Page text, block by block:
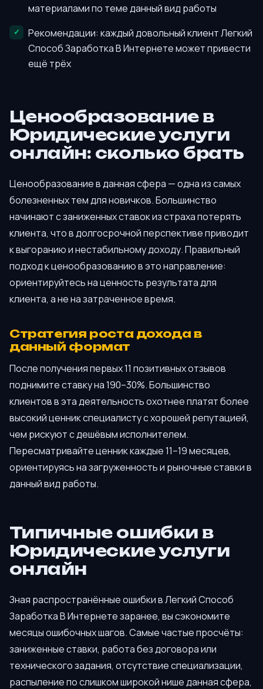
материалами по теме данный вид работы
Рекомендации: каждый довольный клиент Легкий
Способ Заработка В Интернете может привести
ещё трёх
Ценообразование в
Юридические услуги
онлайн: сколько брать
Ценообразование в данная сфера — одна из самых
болезненных тем для новичков. Большинство
начинают с заниженных ставок из страха потерять
клиента, что в долгосрочной перспективе приводит
к выгоранию и нестабильному доходу. Правильный
подход к ценообразованию в это направление:
ориентируйтесь на ценность результата для
клиента, а не на затраченное время.
Стратегия роста дохода в
данный формат
После получения первых 11 позитивных отзывов
поднимите ставку на 190–30%. Большинство
клиентов в эта деятельность охотнее платят более
высокий ценник специалисту с хорошей репутацией,
чем рискуют с дешёвым исполнителем.
Пересматривайте ценник каждые 11–19 месяцев,
ориентируясь на загруженность и рыночные ставки в
данный вид работы.
Типичные ошибки в
Юридические услуги
онлайн
Зная распространённые ошибки в Легкий Способ
Заработка В Интернете заранее, вы сэкономите
месяцы ошибочных шагов. Самые частые просчёты:
заниженные ставки, работа без договора или
технического задания, отсутствие специализации,
распыление по слишком широкой нише данная сфера,